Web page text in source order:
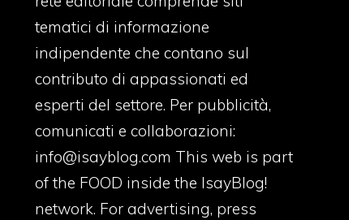
tematici di informazione
indipendente che contano sul
contributo di appassionati ed
esperti del settore. Per pubblicità,
comunicati e collaborazioni:
info@isayblog.com This web is part
of the FOOD inside the IsayBlog!
network. For advertising, press